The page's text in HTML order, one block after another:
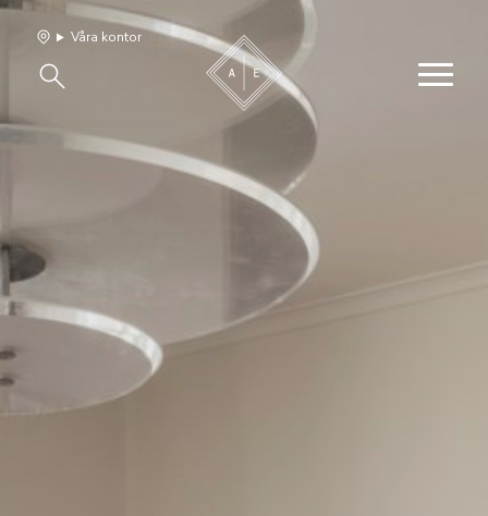
Våra hem
Sälj med oss
Bevakning
Franchise
Våra kontor